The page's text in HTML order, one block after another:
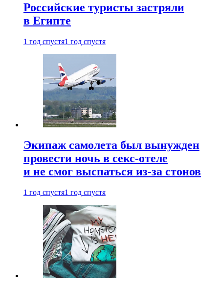
Российские туристы застряли
в Египте
1 год спустя1 год спустя
Экипаж самолета был вынужден
провести ночь в секс-отеле
и не смог выспаться из-за стонов
1 год спустя1 год спустя